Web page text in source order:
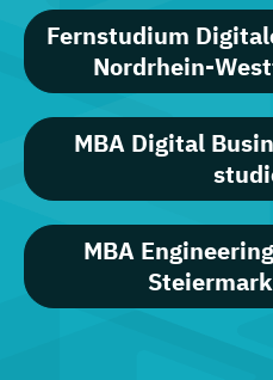
Fernstudium
Nordrhein-
MBA Digital
MBA